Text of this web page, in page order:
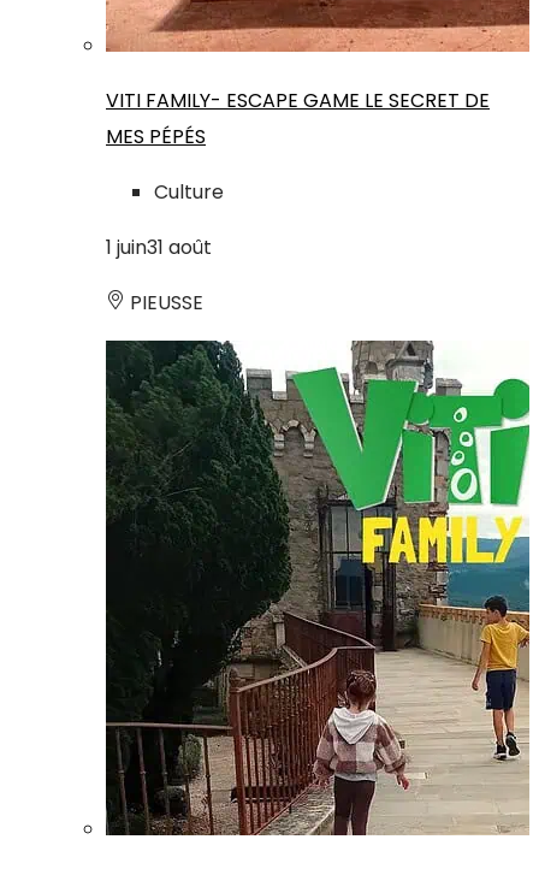
VITI FAMILY- ESCAPE GAME LE SECRET DE
MES PÉPÉS
Culture
1 juin31 août
PIEUSSE